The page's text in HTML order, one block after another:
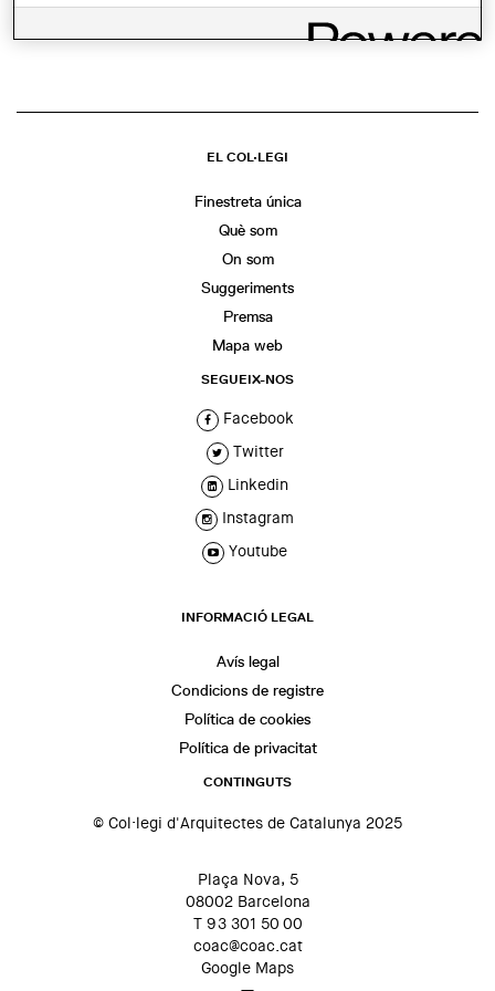
EL COL·LEGI
Finestreta única
Què som
On som
Suggeriments
Premsa
Mapa web
SEGUEIX-NOS
Facebook
Twitter
Linkedin
Instagram
Youtube
INFORMACIÓ LEGAL
Avís legal
Condicions de registre
Política de cookies
Política de privacitat
CONTINGUTS
© Col·legi d'Arquitectes de Catalunya 2025
Plaça Nova, 5
08002 Barcelona
T 93 301 50 00
coac@coac.cat
Google Maps